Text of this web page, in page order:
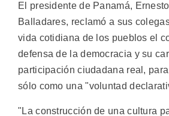
El presidente de Panamá,
Balladares, reclamó a sus
vida cotidiana de los pueblos el
defensa de la democracia y su
participación ciudadana real,
sólo como una "voluntad
"La construcción de una cultura